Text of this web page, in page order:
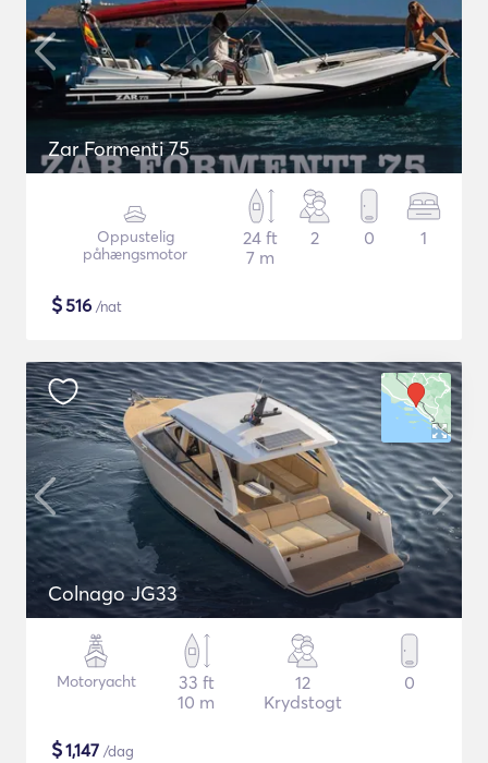
Zar Formenti 75
Oppustelig
påhængsmotor
24 ft
7 m
2 0 1
$516 /nat
Colnago JG33
Motoryacht
33 ft
10 m
12
Krydstogt
0
$1,147 /dag